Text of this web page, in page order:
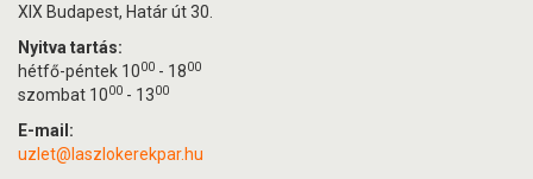
XIX Budapest, Határ út 30.
Nyitva tartás:
hétfő-péntek 1000 - 1800
szombat 1000 - 1300
E-mail:
uzlet@laszlokerekpar.hu